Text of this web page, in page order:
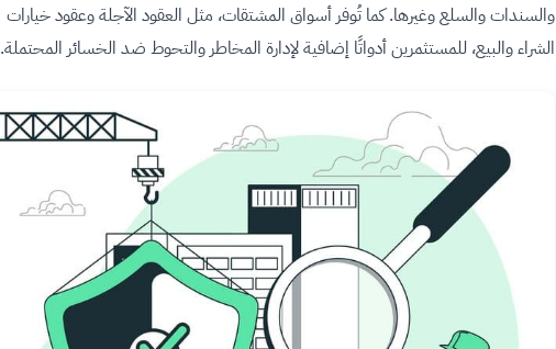
والسندات والسلع وغيرها. كما تُوفر أسواق المشتقات، مثل العقود الآجلة وعقود خيارات
الشراء والبيع، للمستثمرين أدواتًا إضافية لإدارة المخاطر والتحوط ضد الخسائر المحتملة.